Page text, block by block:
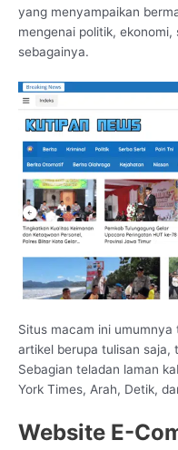
yang menyampaikan
mengenai politik,
sebagainya.
Situs macam ini
artikel berupa tulisan saja,
Sebagian teladan laman
York Times, Arah, Detik,
Website E-